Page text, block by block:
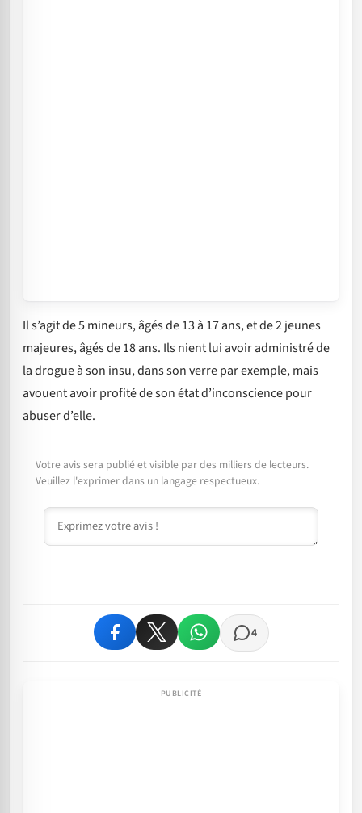
Il s’agit de 5 mineurs, âgés de 13 à 17 ans, et de 2 jeunes
majeures, âgés de 18 ans. Ils nient lui avoir administré de
la drogue à son insu, dans son verre par exemple, mais
avouent avoir profité de son état d’inconscience pour
abuser d’elle.
Votre avis sera publié et visible par des milliers de lecteurs.
Veuillez l'exprimer dans un langage respectueux.
Commentaire
4